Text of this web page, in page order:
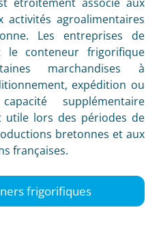
étroitement associé aux
agroalimentaires
Les entreprises de
le conteneur frigorifique
marchandises à
expédition ou
supplémentaire
utile lors des périodes de
bretonnes et aux
françaises.
frigorifiques